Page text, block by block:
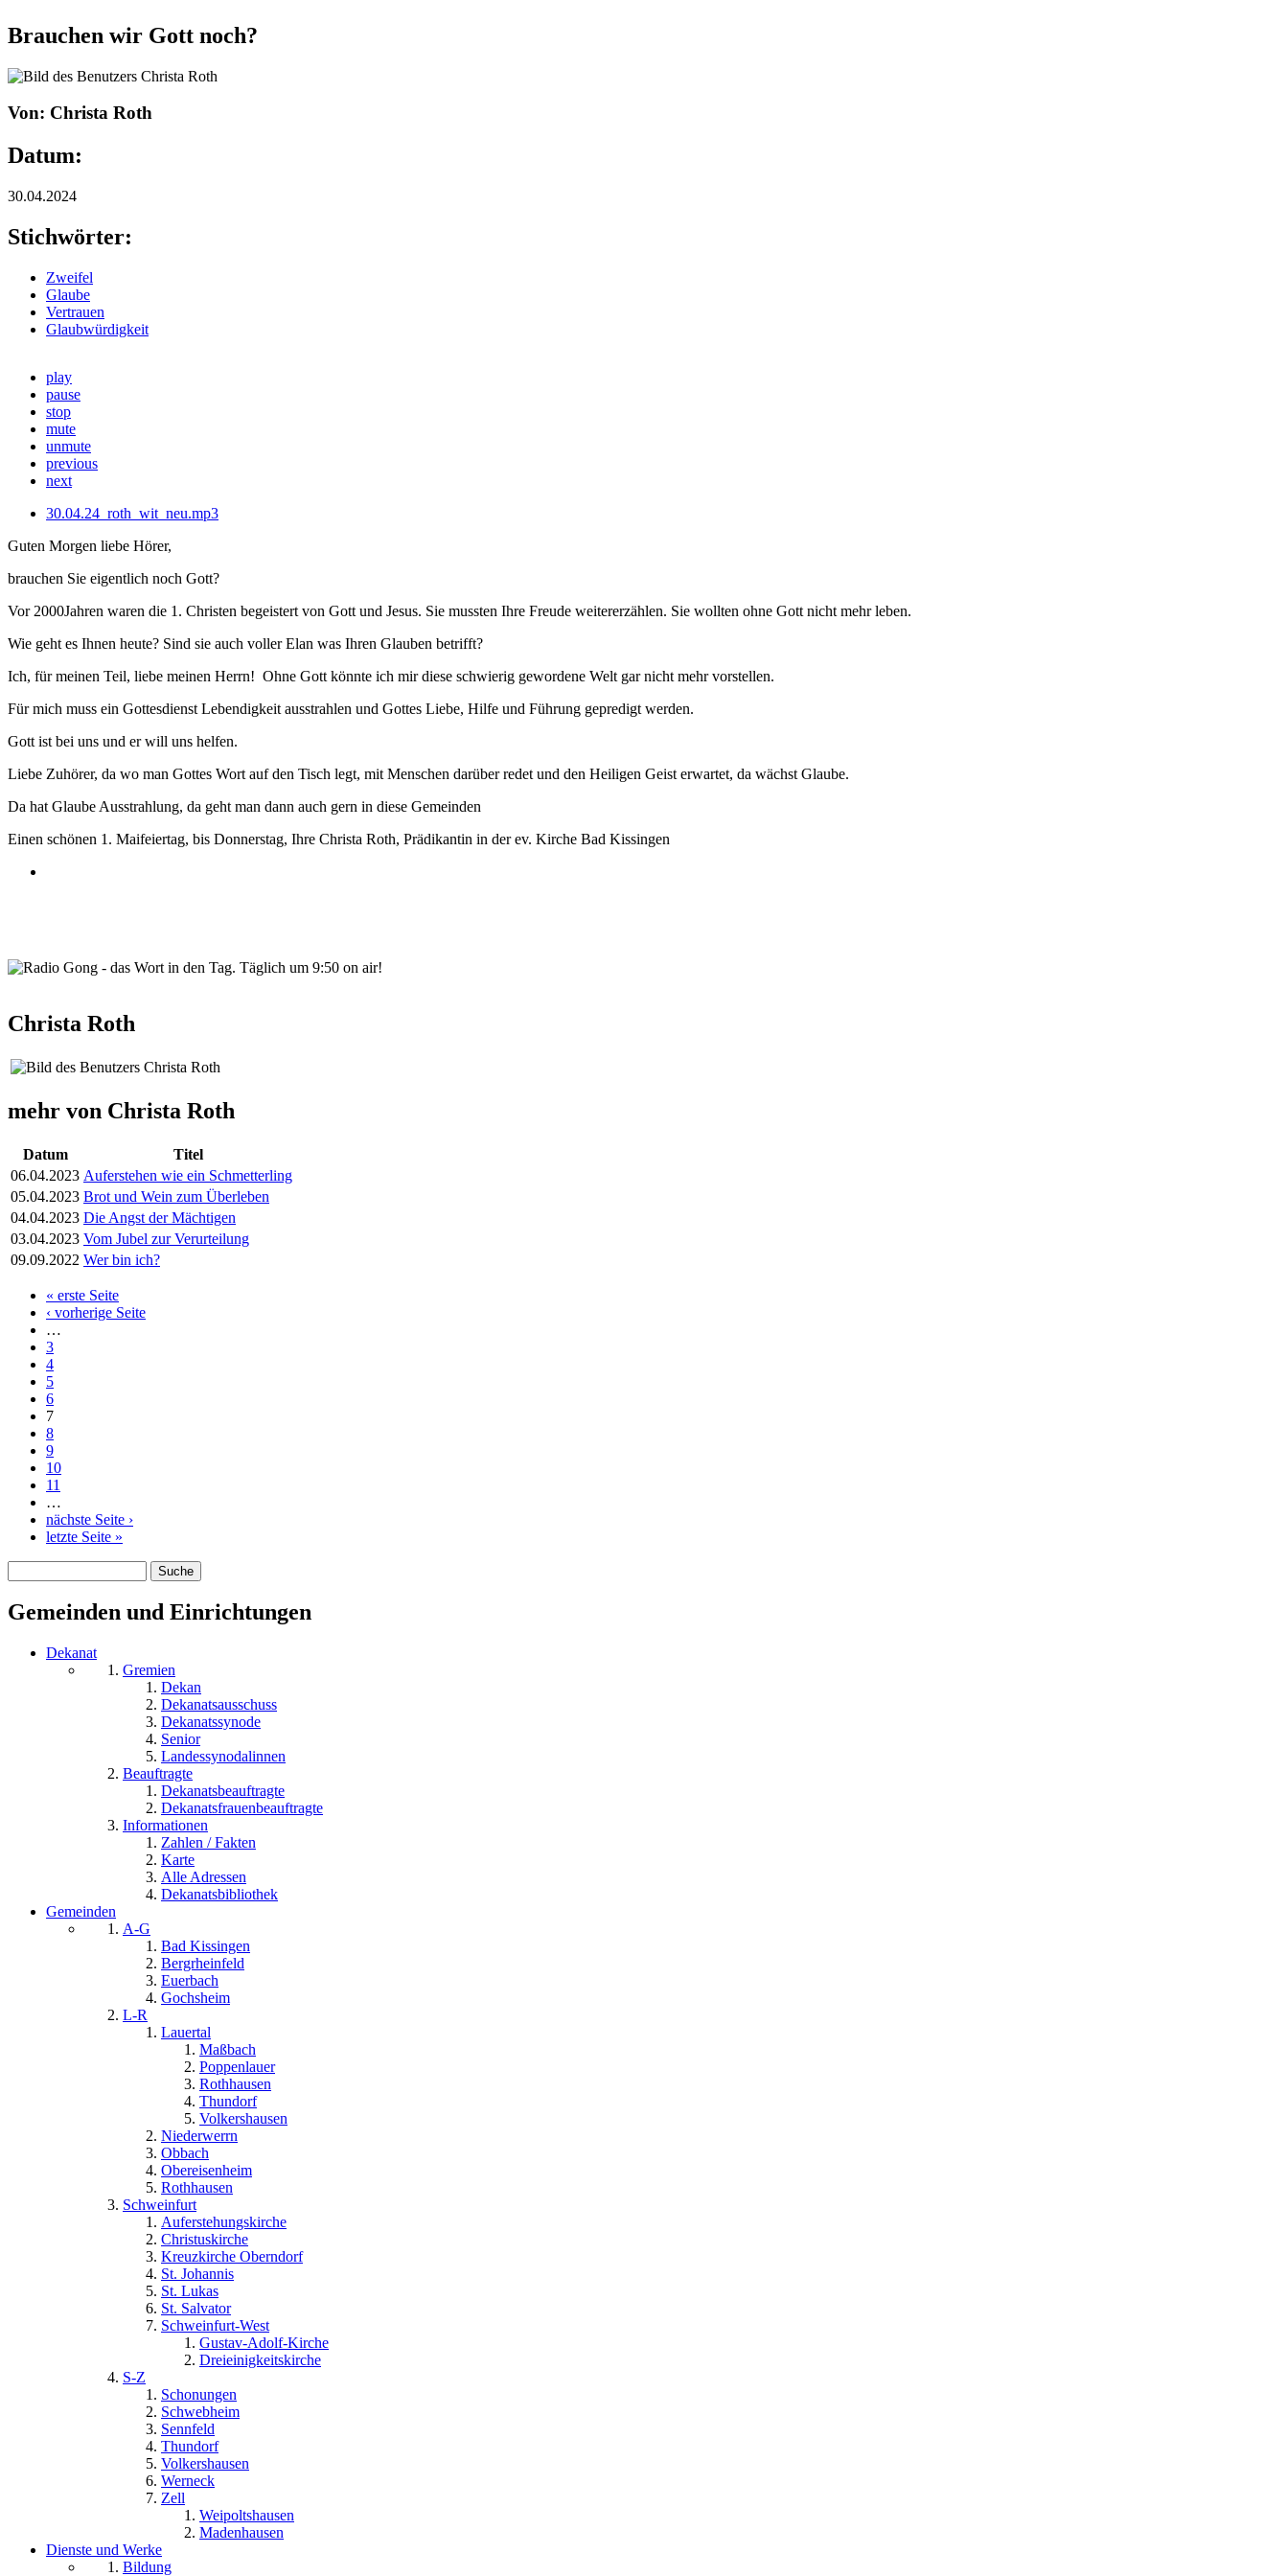
Brauchen wir Gott noch?
Von: Christa Roth
Datum:
30.04.2024
Stichwörter:
Zweifel
Glaube
Vertrauen
Glaubwürdigkeit
play
pause
stop
mute
unmute
previous
next
30.04.24_roth_wit_neu.mp3
Guten Morgen liebe Hörer,
brauchen Sie eigentlich noch Gott?
Vor 2000Jahren waren die 1. Christen begeistert von Gott und Jesus. Sie mussten Ihre Freude weitererzählen. Sie wollten ohne Gott nicht mehr leben.
Wie geht es Ihnen heute? Sind sie auch voller Elan was Ihren Glauben betrifft?
Ich, für meinen Teil, liebe meinen Herrn! Ohne Gott könnte ich mir diese schwierig gewordene Welt gar nicht mehr vorstellen.
Für mich muss ein Gottesdienst Lebendigkeit ausstrahlen und Gottes Liebe, Hilfe und Führung gepredigt werden.
Gott ist bei uns und er will uns helfen.
Liebe Zuhörer, da wo man Gottes Wort auf den Tisch legt, mit Menschen darüber redet und den Heiligen Geist erwartet, da wächst Glaube.
Da hat Glaube Ausstrahlung, da geht man dann auch gern in diese Gemeinden
Einen schönen 1. Maifeiertag, bis Donnerstag, Ihre Christa Roth, Prädikantin in der ev. Kirche Bad Kissingen
Christa Roth
mehr von Christa Roth
Datum
Titel
06.04.2023 Auferstehen wie ein Schmetterling
05.04.2023 Brot und Wein zum Überleben
04.04.2023 Die Angst der Mächtigen
03.04.2023 Vom Jubel zur Verurteilung
09.09.2022 Wer bin ich?
Seiten« erste Seite
‹ vorherige Seite
…
3
4
5
6
7
8
9
10
11
…
nächste Seite ›
letzte Seite »
Gemeinden und Einrichtungen
Dekanat
Gremien
Dekan
Dekanatsausschuss
Dekanatssynode
Senior
Landessynodalinnen
Beauftragte
Dekanatsbeauftragte
Dekanatsfrauenbeauftragte
Informationen
Zahlen / Fakten
Karte
Alle Adressen
Dekanatsbibliothek
Gemeinden
A-G
Bad Kissingen
Bergrheinfeld
Euerbach
Gochsheim
L-R
Lauertal
Maßbach
Poppenlauer
Rothhausen
Thundorf
Volkershausen
Niederwerrn
Obbach
Obereisenheim
Rothhausen
Schweinfurt
Auferstehungskirche
Christuskirche
Kreuzkirche Oberndorf
St. Johannis
St. Lukas
St. Salvator
Schweinfurt-West
Gustav-Adolf-Kirche
Dreieinigkeitskirche
S-Z
Schonungen
Schwebheim
Sennfeld
Thundorf
Volkershausen
Werneck
Zell
Weipoltshausen
Madenhausen
Dienste und Werke
Bildung